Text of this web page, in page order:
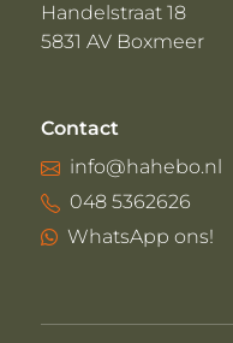
Handelstraat 18
5831 AV Boxmeer
Contact
info@hahebo.nl
048 5362626
WhatsApp ons!